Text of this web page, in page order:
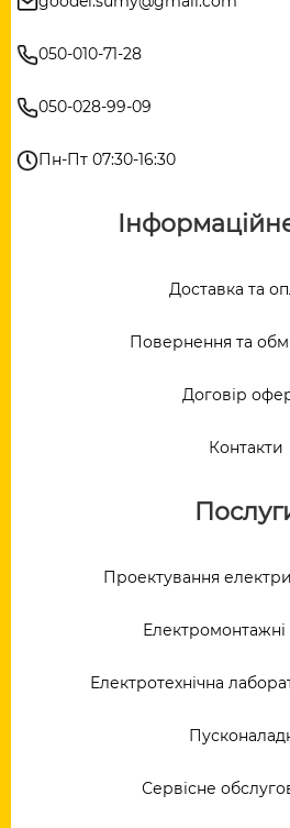
050-010-71-28
050-028-99-09
Пн-Пт 07:30-16:30
Доставка та
Повернення та
Договір
Контакти
Проектування
Електротехнічна
Сервісне